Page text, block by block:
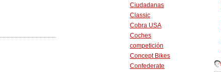
Ciudadanas
Classic
Cobra USA
Coches
competición
Concept Bikes
Confederate